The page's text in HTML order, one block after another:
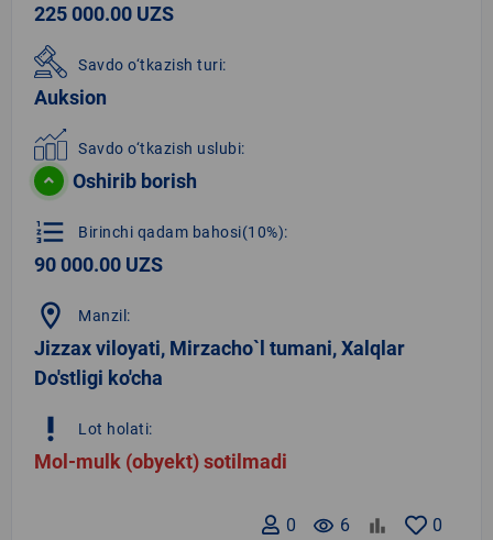
225 000.00 UZS
Savdo o‘tkazish turi:
Auksion
Savdo o‘tkazish uslubi:
Oshirib borish
format_list_numbered Birinchi qadam bahosi(10%):
90 000.00 UZS
location_on Manzil:
Jizzax viloyati, Mirzacho`l tumani, Xalqlar
Do'stligi ko'cha
priority_high Lot holati:
Mol-mulk (obyekt) sotilmadi
0
remove_red_eye 6
0